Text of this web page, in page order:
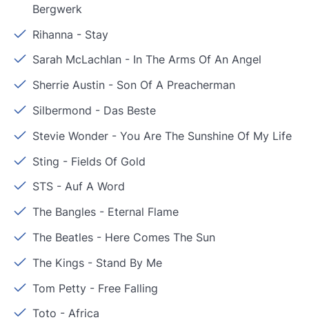
Bergwerk
Rihanna - Stay
Sarah McLachlan - In The Arms Of An Angel
Sherrie Austin - Son Of A Preacherman
Silbermond - Das Beste
Stevie Wonder -You Are The Sunshine Of My Life
Sting - Fields Of Gold
STS -Auf A Word
The Bangles - Eternal Flame
The Beatles - Here Comes The Sun
The Kings - Stand By Me
Tom Petty - Free Falling
Toto -Africa